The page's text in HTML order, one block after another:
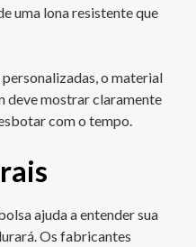
uma lona resistente que
o material
deve mostrar claramente
com o tempo.
ajuda a entender sua
Os fabricantes